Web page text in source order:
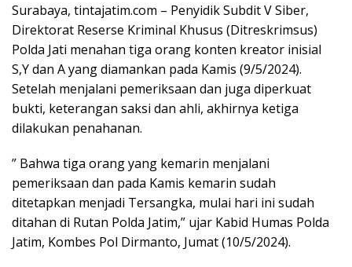
Surabaya, tintajatim.com – Penyidik Subdit V Siber,
Direktorat Reserse Kriminal Khusus (Ditreskrimsus)
Polda Jati menahan tiga orang konten kreator inisial
S,Y dan A yang diamankan pada Kamis (9/5/2024).
Setelah menjalani pemeriksaan dan juga diperkuat
bukti, keterangan saksi dan ahli, akhirnya ketiga
dilakukan penahanan.
” Bahwa tiga orang yang kemarin menjalani
pemeriksaan dan pada Kamis kemarin sudah
ditetapkan menjadi Tersangka, mulai hari ini sudah
ditahan di Rutan Polda Jatim,” ujar Kabid Humas Polda
Jatim, Kombes Pol Dirmanto, Jumat (10/5/2024).